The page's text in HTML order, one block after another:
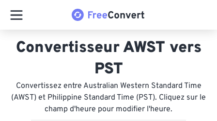
Convertisseur AWST vers
PST
Convertissez entre Australian Western Standard Time
(AWST) et Philippine Standard Time (PST). Cliquez sur le
champ d'heure pour modifier l'heure.